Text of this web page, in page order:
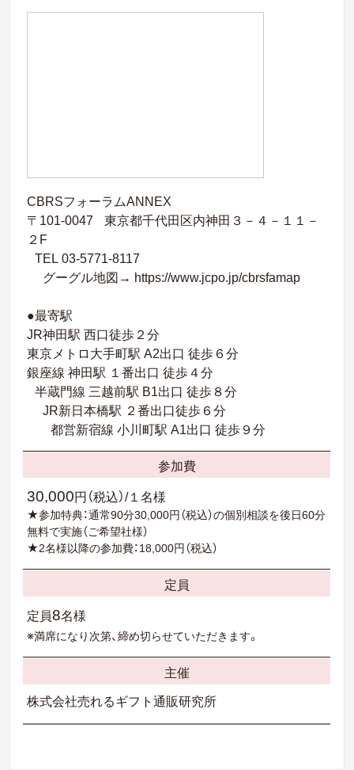
CBRSフォーラムANNEX
〒101-0047 東京都千代田区内神田３－４－１１－
２F
TEL 03-5771-8117
グーグル地図→ https://www.jcpo.jp/cbrsfamap
●最寄駅
JR神田駅 西口徒歩２分
東京メトロ大手町駅 A2出口 徒歩６分
銀座線 神田駅 １番出口 徒歩４分
半蔵門線 三越前駅 B1出口 徒歩８分
JR新日本橋駅 ２番出口徒歩６分
都営新宿線 小川町駅 A1出口 徒歩９分
参加費
30,000円（税込）/１名様
★参加特典：通常90分30,000円（税込）の個別相談を後日60分
無料で実施（ご希望社様）
★2名様以降の参加費：18,000円（税込）
定員
定員8名様
※満席になり次第、締め切らせていただきます。
主催
株式会社売れるギフト通販研究所